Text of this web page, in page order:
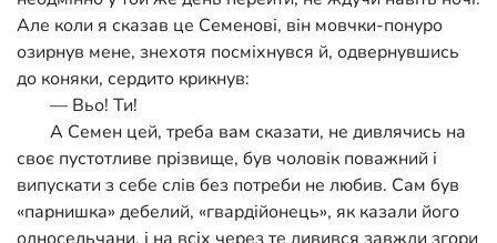
Але коли я сказав це Семенові, він мовчки-понуро
озирнув мене, знехотя посміхнувся й, одвернувшись
до коняки, сердито крикнув:
— Вьо! Ти!
А Семен цей, треба вам сказати, не дивлячись на
своє пустотливе прізвище, був чоловік поважний і
випускати з себе слів без потреби не любив. Сам був
«парнишка» дебелий, «гвардійонець», як казали його
односельчани, і на всіх через те дивився завжди згори